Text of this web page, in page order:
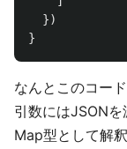
})
}
なんとこのコー
引数にはJSON
Map型として解